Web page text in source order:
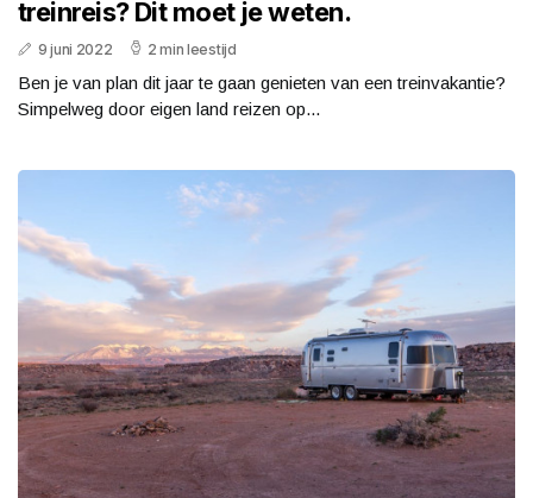
treinreis? Dit moet je weten.
9 juni 2022 2 min leestijd
Ben je van plan dit jaar te gaan genieten van een treinvakantie?
Simpelweg door eigen land reizen op...